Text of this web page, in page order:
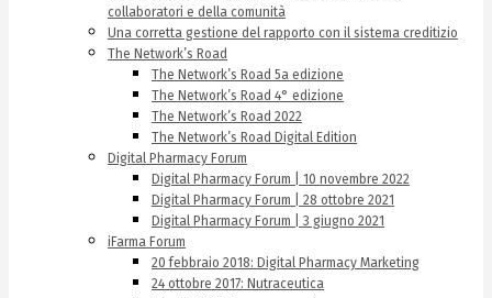
collaboratori e della comunità
Una corretta gestione del rapporto con il sistema creditizio
The Network’s Road
The Network’s Road 5a edizione
The Network’s Road 4° edizione
The Network’s Road 2022
The Network’s Road Digital Edition
Digital Pharmacy Forum
Digital Pharmacy Forum | 10 novembre 2022
Digital Pharmacy Forum | 28 ottobre 2021
Digital Pharmacy Forum | 3 giugno 2021
iFarma Forum
20 febbraio 2018: Digital Pharmacy Marketing
24 ottobre 2017: Nutraceutica